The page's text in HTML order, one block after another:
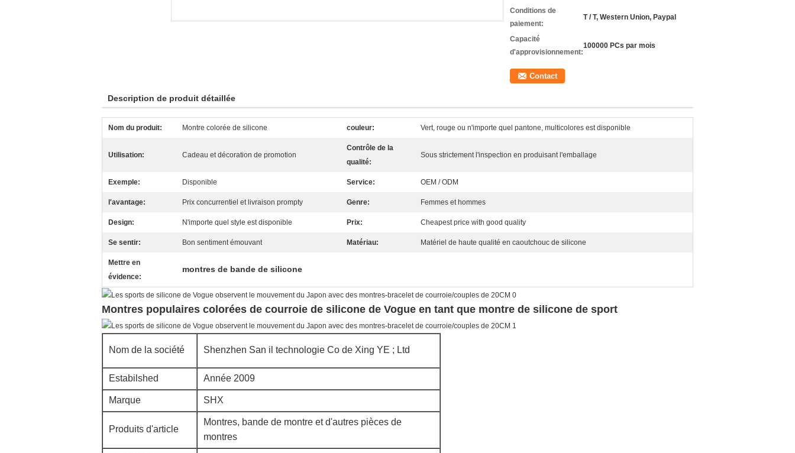
Conditions de
paiement:
T / T, Western Union, Paypal
Capacité
d'approvisionnement:
100000 PCs par mois
Contact
Description de produit détaillée
Nom du produit: Montre colorée de silicone couleur: Vert, rouge ou n'importe quel pantone, multicolores est disponible
Utilisation: Cadeau et décoration de promotion
Contrôle de la
qualité:
Sous strictement l'inspection en produisant l'emballage
Exemple: Disponible Service: OEM / ODM
l'avantage: Prix concurrentiel et livraison prompty Genre: Femmes et hommes
Design: N'importe quel style est disponible Prix: Cheapest price with good quality
Se sentir: Bon sentiment émouvant Matériau: Matériel de haute qualité en caoutchouc de silicone
Mettre en
évidence:
montres de bande de silicone
Montres populaires colorées de courroie de silicone de Vogue en tant que montre de silicone de sport
Nom de la société Shenzhen San il technologie Co de Xing YE ; Ltd
Estabilshed Année 2009
Marque SHX
Produits d'article
Montres, bande de montre et d'autres pièces de
montres